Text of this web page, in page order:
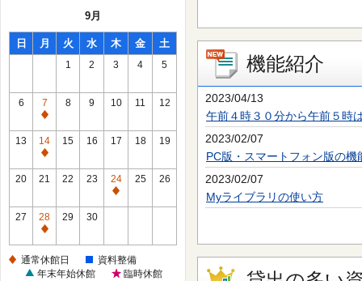
館
日
9月
日 月 火 水 木 金 土
1 2 3 4 5
6
7
通
常
休
館
8 9 10 11 12
13
14
通
常
館
日
15 16 17 18 19
20 21 22 23
24
通
館
日
25 26
27
28
通
休
29 30
通常休館日
資料整備
年末年始休館
臨時休館
機能紹介
2023/04/13
午前４時３０分から午前５時
2023/02/07
PC版・スマートフォン版の機
2023/02/07
Myライブラリの使い方